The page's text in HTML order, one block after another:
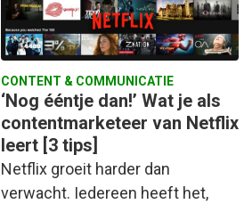
CONTENT & COMMUNICATIE
‘Nog ééntje dan!’ Wat je als
contentmarketeer van Netflix
leert [3 tips]
Netflix groeit harder dan
verwacht. Iedereen heeft het,